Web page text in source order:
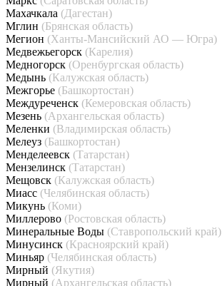
Махачкала (Дагестан)
Мглин (Брянская область)
Мегион (Ханты-Мансийский АО — Югра)
Медвежьегорск (Карелия)
Медногорск (Оренбургская область)
Медынь (Калужская область)
Межгорье (Башкортостан)
Междуреченск (Кемеровская область)
Мезень (Архангельская область)
Меленки (Владимирская область)
Мелеуз (Башкортостан)
Менделеевск (Татарстан)
Мензелинск (Татарстан)
Мещовск (Калужская область)
Миасс (Челябинская область)
Микунь (Коми)
Миллерово (Ростовская область)
Минеральные Воды (Ставропольский край)
Минусинск (Красноярский край)
Миньяр (Челябинская область)
Мирный (Якутия)
Мирный (Архангельская область)